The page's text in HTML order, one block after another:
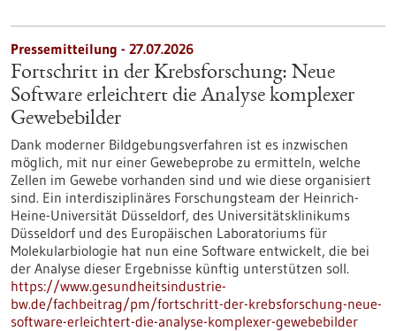
Pressemitteilung - 27.07.2026
Fortschritt in der Krebsforschung: Neue
Software erleichtert die Analyse komplexer
Gewebebilder
Dank moderner Bildgebungsverfahren ist es inzwischen
möglich, mit nur einer Gewebeprobe zu ermitteln, welche
Zellen im Gewebe vorhanden sind und wie diese organisiert
sind. Ein interdisziplinäres Forschungsteam der Heinrich-
Heine-Universität Düsseldorf, des Universitätsklinikums
Düsseldorf und des Europäischen Laboratoriums für
Molekularbiologie hat nun eine Software entwickelt, die bei
der Analyse dieser Ergebnisse künftig unterstützen soll.
https://www.gesundheitsindustrie-
bw.de/fachbeitrag/pm/fortschritt-der-krebsforschung-neue-
software-erleichtert-die-analyse-komplexer-gewebebilder